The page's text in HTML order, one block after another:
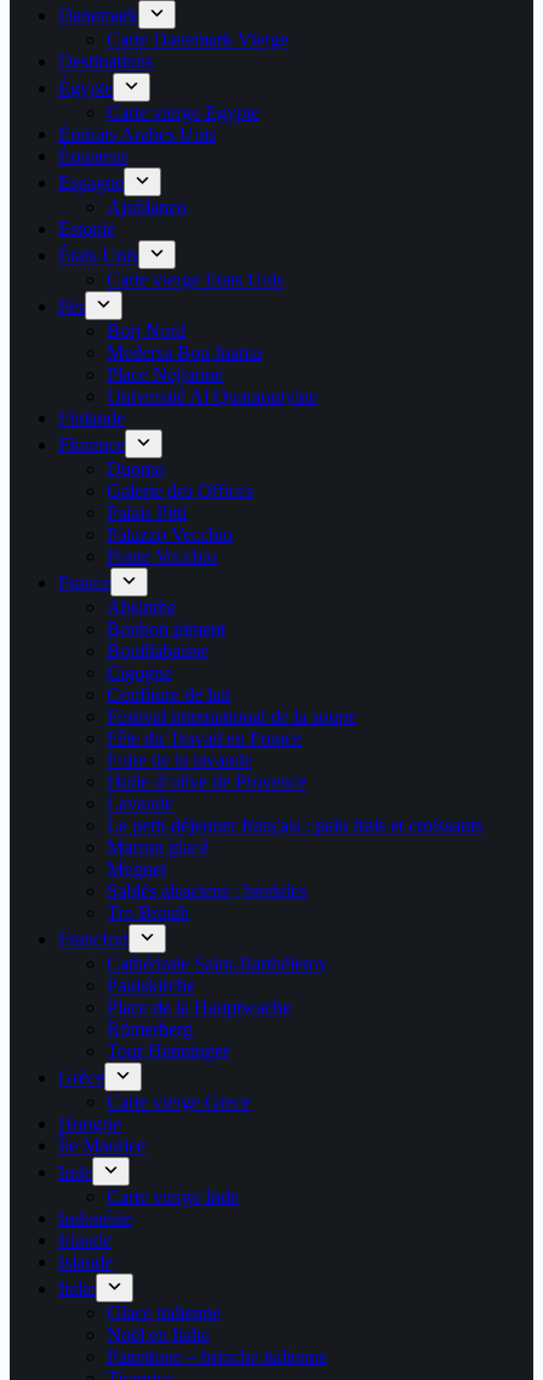
Danemark
Carte Danemark Vierge
Destinations
Égypte
Carte vierge Egypte
Émirats Arabes Unis
Équateur
Espagne
Ajoblanco
Estonie
États-Unis
Carte vierge Etats Unis
Fès
Borj Nord
Medersa Bou Inania
Place Nejjarine
Université Al Quaraouiyine
Finlande
Florence
Duomo
Galerie des Offices
Palais Pitti
Palazzo Vecchio
Ponte Vecchio
France
Absinthe
Bonbon piment
Bouillabaisse
Cigogne
Confiture de lait
Festival international de la soupe
Fête du Travail en France
Foire de la lavande
Huile d’olive de Provence
Lavande
Le petit-déjeuner français : pain frais et croissants
Marron glacé
Muguet
Sablés alsaciens : bredeles
Tro Breizh
Francfort
Cathédrale Saint-Barthélemy
Paulskirche
Place de la Hauptwache
Römerberg
Tour Henninger
Grèce
Carte vierge Grece
Hongrie
Île Maurice
Inde
Carte vierge Inde
Indonésie
Irlande
Islande
Italie
Glace italienne
Noël en Italie
Panettone – brioche italienne